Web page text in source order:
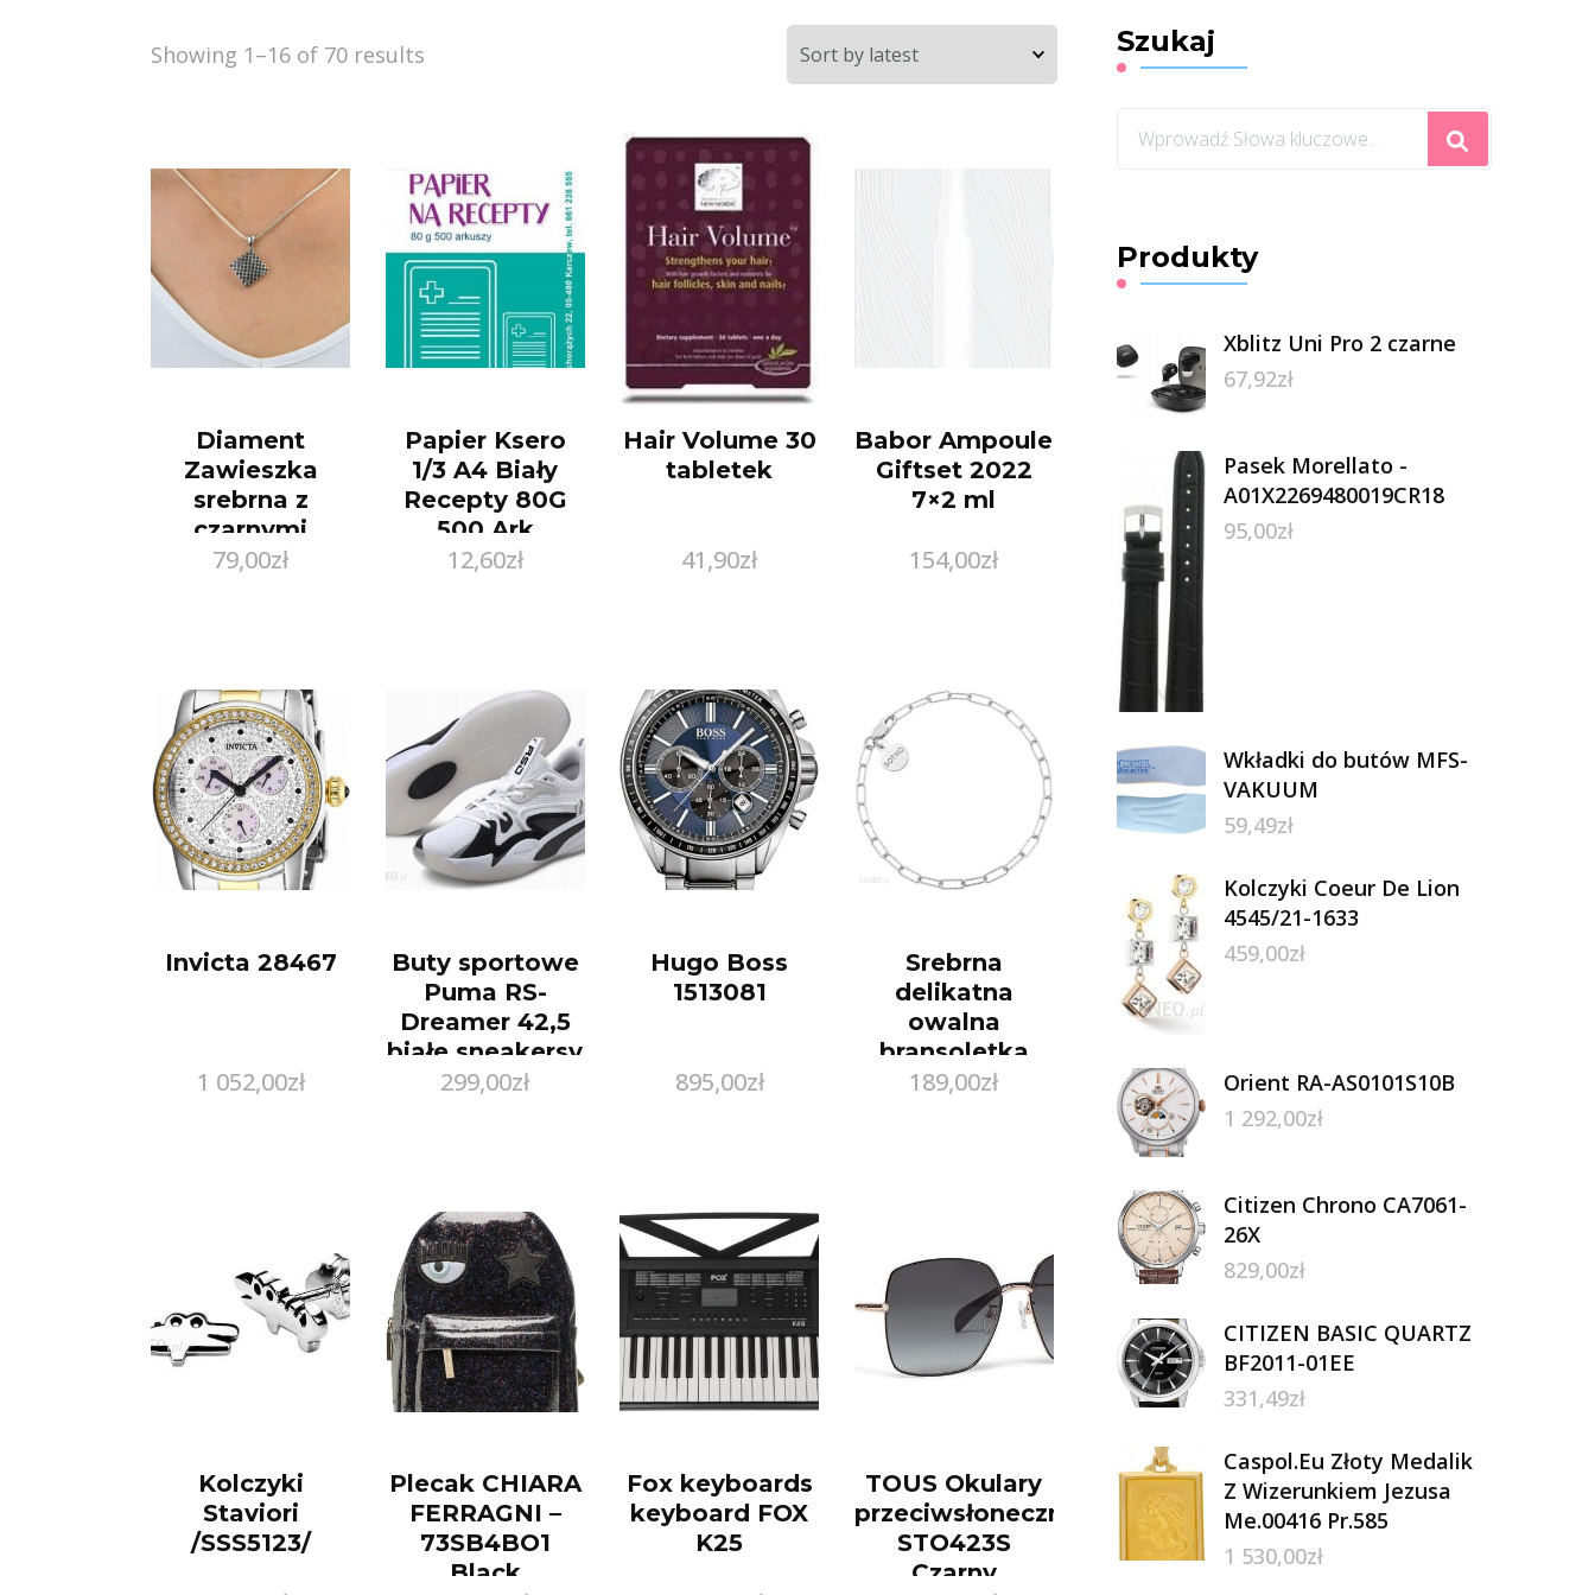
Showing 1–16 of 70 results
Diament
Zawieszka
srebrna z
czarnymi
cyrkoniami
79,00zł
Papier Ksero
1/3 A4 Biały
Recepty 80G
500 Ark
12,60zł
Hair Volume 30
tabletek
41,90zł
Babor Ampoule
Giftset 2022
7×2 ml
154,00zł
Invicta 28467
1 052,00zł
Buty sportowe
Puma RS-
Dreamer 42,5
białe sneakersy
299,00zł
Hugo Boss
1513081
895,00zł
Srebrna
delikatna
owalna
bransoletka
189,00zł
Kolczyki
Staviori
/SSS5123/
Plecak CHIARA
FERRAGNI –
73SB4BO1
Black
Fox keyboards
keyboard FOX
K25
TOUS Okulary
przeciwsłoneczne
STO423S
Czarny
Szukaj
Szukasz
Produkty
Xblitz Uni Pro 2 czarne
67,92zł
Pasek Morellato -
A01X2269480019CR18
95,00zł
Wkładki do butów MFS-
VAKUUM
59,49zł
Kolczyki Coeur De Lion
4545/21-1633
459,00zł
Orient RA-AS0101S10B
1 292,00zł
Citizen Chrono CA7061-
26X
829,00zł
CITIZEN BASIC QUARTZ
BF2011-01EE
331,49zł
Caspol.Eu Złoty Medalik
Z Wizerunkiem Jezusa
Me.00416 Pr.585
1 530,00zł